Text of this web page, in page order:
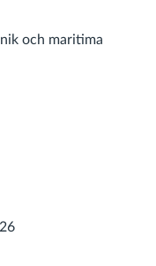
och maritima